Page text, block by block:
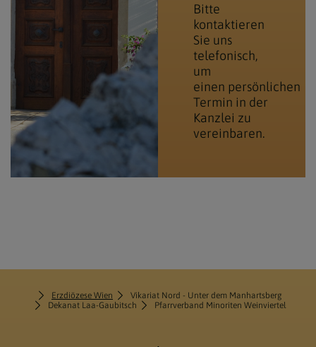
Bitte
kontaktieren
Sie uns
telefonisch,
um
einen persönlichen
Termin in der
Kanzlei zu
vereinbaren.
Erzdiözese Wien
Vikariat Nord - Unter dem Manhartsberg
Dekanat Laa-Gaubitsch
Pfarrverband Minoriten Weinviertel